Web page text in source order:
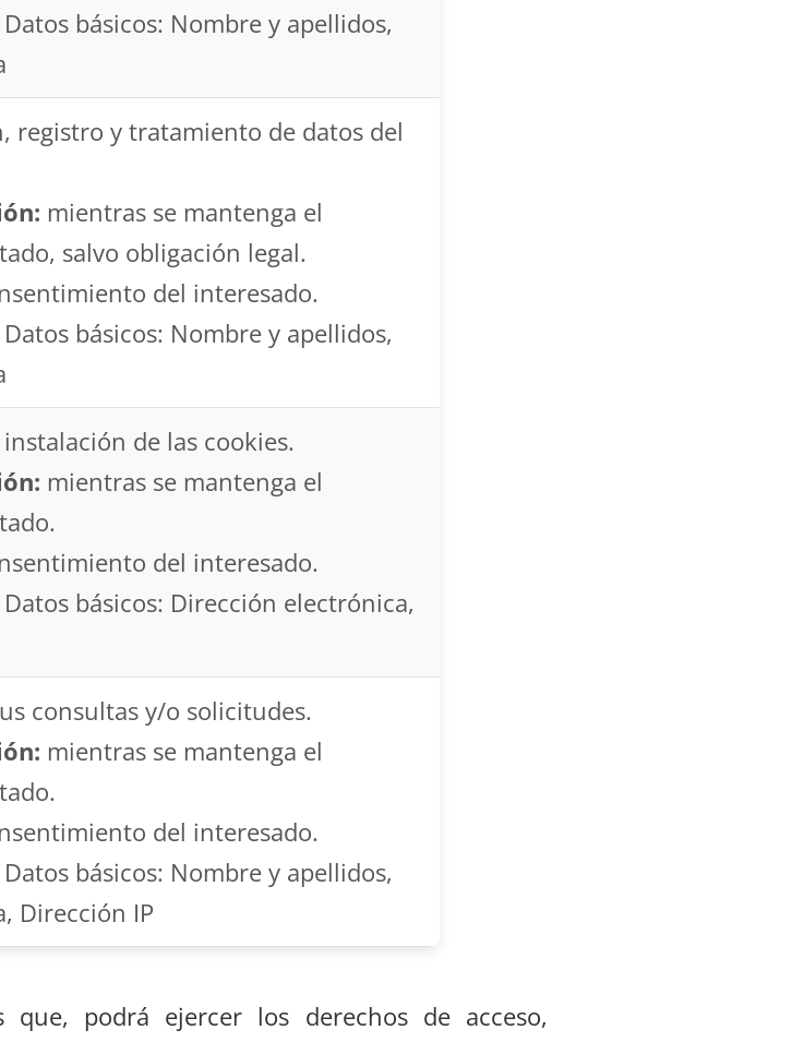
Datos básicos: Nombre y apellidos,
registro y tratamiento de datos del
mientras se mantenga el
salvo obligación legal.
del interesado.
Datos básicos: Nombre y apellidos,
de las cookies.
mientras se mantenga el
del interesado.
Datos básicos: Dirección electrónica,
consultas y/o solicitudes.
mientras se mantenga el
del interesado.
Datos básicos: Nombre y apellidos,
Dirección IP
que, podrá ejercer los derechos de acceso,